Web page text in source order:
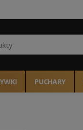
PUCHARY